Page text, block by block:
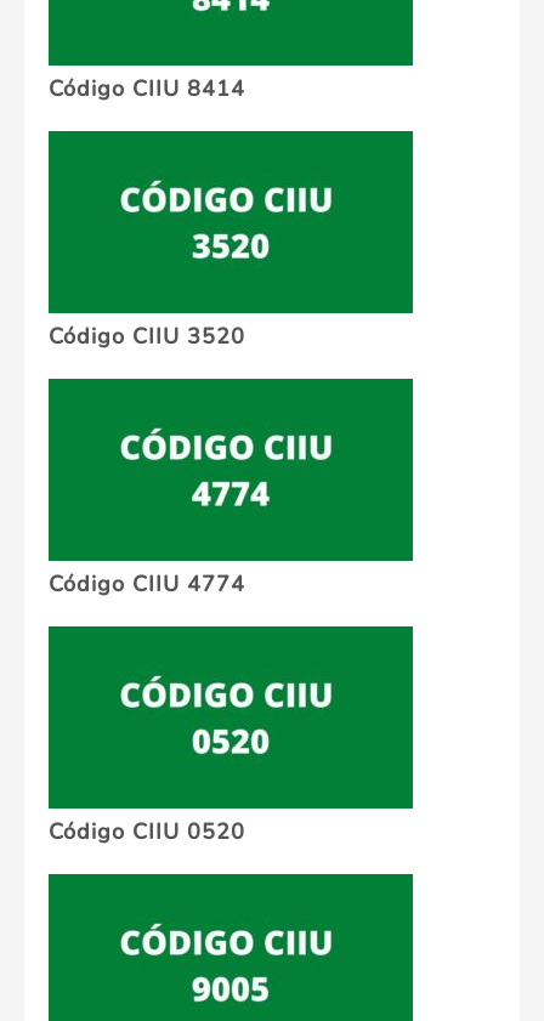
Código CIIU 8414
Código CIIU 3520
Código CIIU 4774
Código CIIU 0520